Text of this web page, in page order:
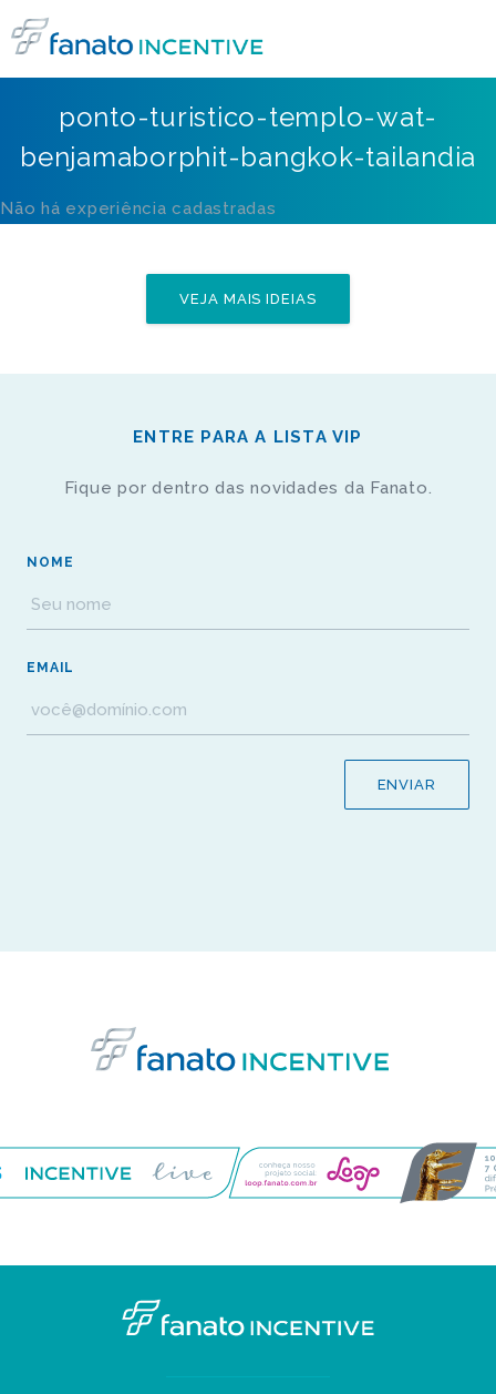
ponto-turistico-templo-wat-
benjamaborphit-bangkok-tailandia
Não há experiência cadastradas
VEJA MAIS IDEIAS
ENTRE PARA A LISTA VIP
Fique por dentro das novidades da Fanato.
NOME
EMAIL